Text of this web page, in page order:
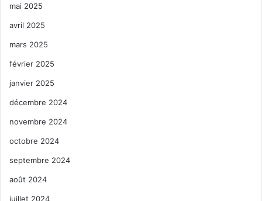
mai 2025
avril 2025
mars 2025
février 2025
janvier 2025
décembre 2024
novembre 2024
octobre 2024
septembre 2024
août 2024
juillet 2024